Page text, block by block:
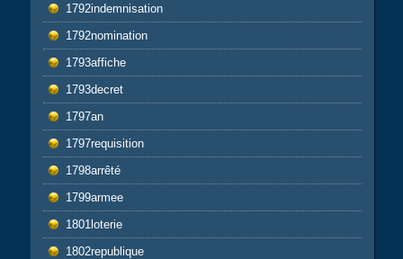
1792indemnisation
1792nomination
1793affiche
1793decret
1797an
1797requisition
1798arrêté
1799armee
1801loterie
1802republique